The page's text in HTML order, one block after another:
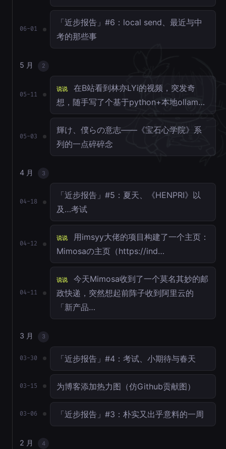
06-01
「近步报告」#6：local send、最近与中
考的那些事
5 月 2
05-11
说说
在B站看到林亦LYi的视频，突发奇
想，随手写了个基于python+本地ollam…
05-03
輝け、僕らの意志——《宝石心学院》系
列的一点碎碎念
4 月 3
04-18
「近步报告」#5：夏天、《HENPRI》以
及…考试
04-12
说说
用imsyy大佬的项目构建了一个主页：
Mimosaの主页（https://ind…
04-11
说说
今天Mimosa收到了一个莫名其妙的邮
政快递，突然想起前阵子收到阿里云的
「新产品…
3 月 3
03-30 「近步报告」#4：考试、小期待与春天
03-15 为博客添加热力图（仿Github贡献图）
03-06 「近步报告」#3：朴实又出乎意料的一周
2 月 4